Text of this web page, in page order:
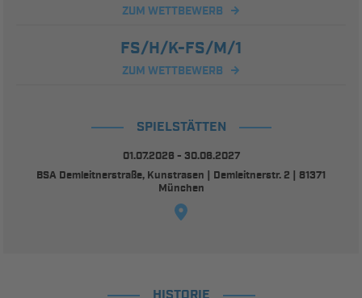
ZUM WETTBEWERB
FS/H/K-FS/M/1
ZUM WETTBEWERB
SPIELSTÄTTEN
01.07.2026 - 30.06.2027
BSA Demleitnerstraße, Kunstrasen | Demleitnerstr. 2 | 81371
München